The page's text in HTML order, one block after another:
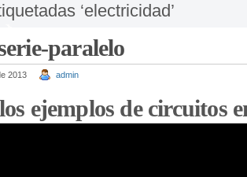
‘electricidad’
paralelo
2013 admin
ejemplos de circuitos